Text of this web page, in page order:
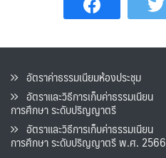
อัตราค่าธรรมเนียมห้องประชุม
อัตราและวิธีการเก็บค่าธรรมเนียน
การศึกษา ระดับปริญญาตรี
อัตราและวิธีการเก็บค่าธรรมเนียน
การศึกษา ระดับปริญญาตรี พ.ศ. 2566